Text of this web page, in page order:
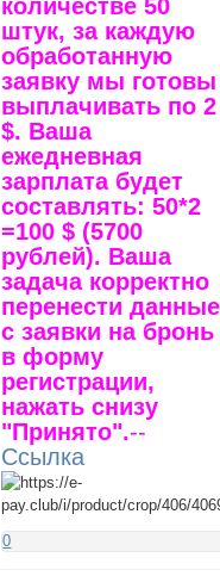
количестве 50
штук, за каждую
обработанную
заявку мы готовы
выплачивать по 2
$. Ваша
ежедневная
зарплата будет
составлять: 50*2
=100 $ (5700
рублей). Ваша
задача корректно
перенести данные
с заявки на бронь
в форму
регистрации,
нажать снизу
"Принято".--
Ссылка
0